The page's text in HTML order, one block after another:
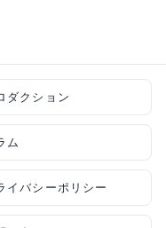
ダクション
ム
イバシーポリシー